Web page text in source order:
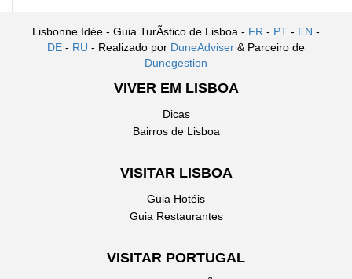
Lisbonne Idée - Guia TurÃ­stico de Lisboa - FR - PT - EN -
DE - RU - Realizado por DuneAdviser & Parceiro de
Dunegestion
VIVER EM LISBOA
Dicas
Bairros de Lisboa
VISITAR LISBOA
Guia Hotéis
Guia Restaurantes
VISITAR PORTUGAL